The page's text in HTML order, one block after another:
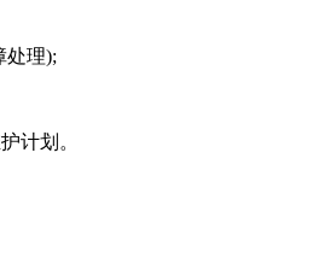
理);
计划‌。